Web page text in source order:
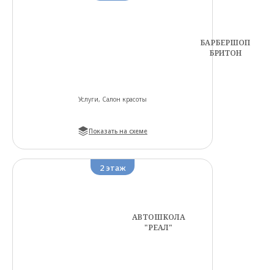
БАРБЕРШОП
БРИТОН
Услуги, Салон красоты
Показать на схеме
2этаж
АВТОШКОЛА
"РЕАЛ"